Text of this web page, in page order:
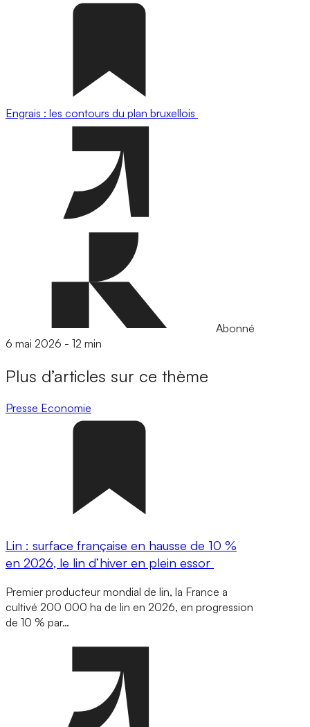
Engrais : les contours du plan bruxellois
Abonné
6 mai 2026 - 12 min
Plus d’articles sur ce thème
Presse Economie
Lin : surface française en hausse de 10 %
en 2026, le lin d’hiver en plein essor
Premier producteur mondial de lin, la France a
cultivé 200 000 ha de lin en 2026, en progression
de 10 % par…